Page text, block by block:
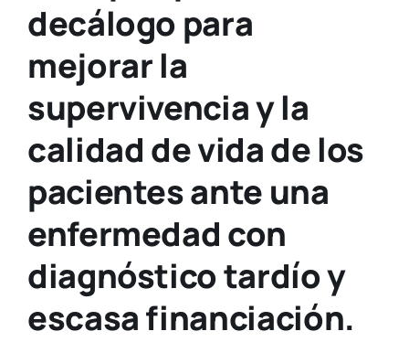
decálogo para
mejorar la
supervivencia y la
calidad de vida de los
pacientes ante una
enfermedad con
diagnóstico tardío y
escasa financiación.